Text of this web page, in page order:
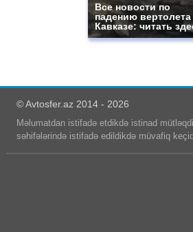
Все новости по
падению вертолета
Кавказе: читать
© Avtosfer.az 2014 - 2026
Məlumatdan istifadə etdikdə istinad
səhifələrində istifadə edildikdə müvafiq